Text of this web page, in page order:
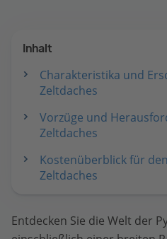
Inhalt
Charakteristika und
Zeltdaches
Vorzüge und
Zeltdaches
Kostenüberblick für
Zeltdaches
Entdecken Sie die Welt der